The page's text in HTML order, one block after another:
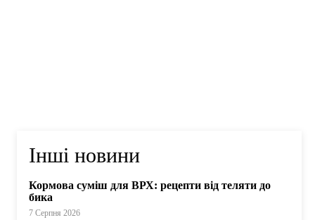
Інші новини
Кормова суміш для ВРХ: рецепти від теляти до
бика
7 Серпня 2026